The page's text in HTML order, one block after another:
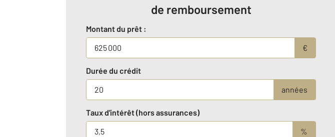
de remboursement
Montant du prêt :
€
Durée du crédit
années
Taux d'intérêt (hors assurances)
%